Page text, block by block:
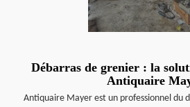
Débarras de grenier : la
Antiquaire
Antiquaire Mayer est un professionnel du